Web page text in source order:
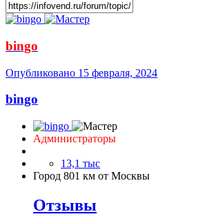
bingo
Опубликовано 15 февраля, 2024
bingo
Администраторы
13,1 тыс
Город 801 км от Москвы
Отзывы